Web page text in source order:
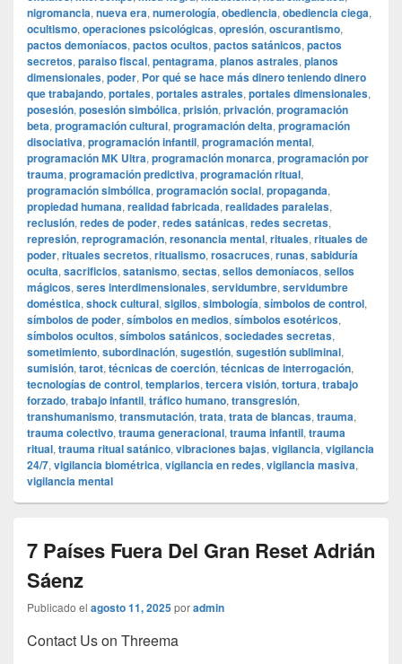
nigromancia, nueva era, numerología, obediencia, obediencia ciega,
ocultismo, operaciones psicológicas, opresión, oscurantismo,
pactos demoníacos, pactos ocultos, pactos satánicos, pactos
secretos, paraiso fiscal, pentagrama, planos astrales, planos
dimensionales, poder, Por qué se hace más dinero teniendo dinero
que trabajando, portales, portales astrales, portales dimensionales,
posesión, posesión simbólica, prisión, privación, programación
beta, programación cultural, programación delta, programación
disociativa, programación infantil, programación mental,
programación MK Ultra, programación monarca, programación por
trauma, programación predictiva, programación ritual,
programación simbólica, programación social, propaganda,
propiedad humana, realidad fabricada, realidades paralelas,
reclusión, redes de poder, redes satánicas, redes secretas,
represión, reprogramación, resonancia mental, rituales, rituales de
poder, rituales secretos, ritualismo, rosacruces, runas, sabiduría
oculta, sacrificios, satanismo, sectas, sellos demoníacos, sellos
mágicos, seres interdimensionales, servidumbre, servidumbre
doméstica, shock cultural, sigilos, simbología, símbolos de control,
símbolos de poder, símbolos en medios, símbolos esotéricos,
símbolos ocultos, símbolos satánicos, sociedades secretas,
sometimiento, subordinación, sugestión, sugestión subliminal,
sumisión, tarot, técnicas de coerción, técnicas de interrogación,
tecnologías de control, templarios, tercera visión, tortura, trabajo
forzado, trabajo infantil, tráfico humano, transgresión,
transhumanismo, transmutación, trata, trata de blancas, trauma,
trauma colectivo, trauma generacional, trauma infantil, trauma
ritual, trauma ritual satánico, vibraciones bajas, vigilancia, vigilancia
24/7, vigilancia biométrica, vigilancia en redes, vigilancia masiva,
vigilancia mental
7 Países Fuera Del Gran Reset Adrián
Sáenz
Publicado el agosto 11, 2025poradmin
Contact Us on Threema